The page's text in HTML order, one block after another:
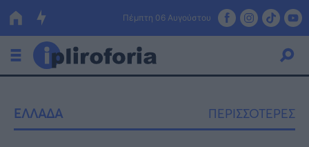
Πέμπτη 06 Αυγούστου
Οικονομία
ΕΛΛΑΔΑ ΠΕΡΙΣΣΟΤΕΡΕΣ